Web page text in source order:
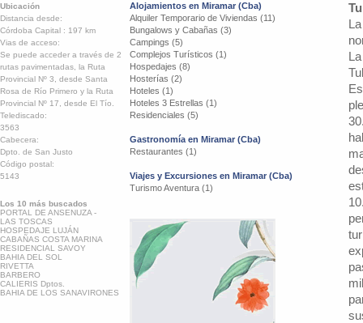
Ubicación
Distancia desde:
Córdoba Capital : 197 km
Vias de acceso:
Se puede acceder a través de 2
rutas pavimentadas, la Ruta
Provincial Nº 3, desde Santa
Rosa de Río Primero y la Ruta
Provincial Nº 17, desde El Tío.
Telediscado:
3563
Cabecera:
Dpto. de San Justo
Código postal:
5143
Los 10 más buscados
PORTAL DE ANSENUZA -
LAS TOSCAS
HOSPEDAJE LUJÁN
CABAÑAS COSTA MARINA
RESIDENCIAL SAVOY
BAHIA DEL SOL
RIVETTA
BARBERO
CALIERIS Dptos.
BAHIA DE LOS SANAVIRONES
Alojamientos en Miramar (Cba)
Alquiler Temporario de Viviendas (11)
Bungalows y Cabañas (3)
Campings (5)
Complejos Turísticos (1)
Hospedajes (8)
Hosterías (2)
Hoteles (1)
Hoteles 3 Estrellas (1)
Residenciales (5)
Gastronomía en Miramar (Cba)
Restaurantes (1)
Viajes y Excursiones en Miramar (Cba)
Turismo Aventura (1)